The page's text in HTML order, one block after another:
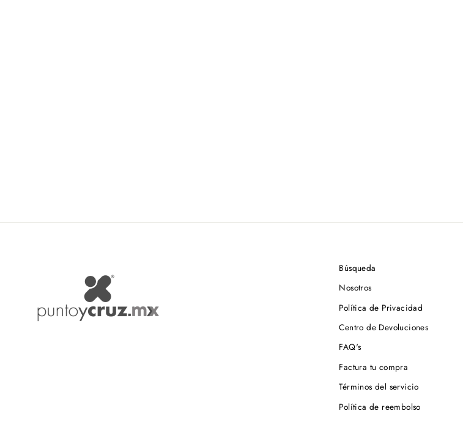
Búsqueda
Nosotros
Política de Privacidad
Centro de Devoluciones
FAQ's
Factura tu compra
Términos del servicio
Política de reembolso